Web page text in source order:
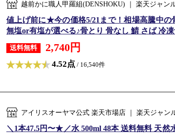
越前かに職人甲羅組(DENSHOKU) ｜ 楽天ジャン
値上げ前に★今の価格5/21まで！相場高騰中の
無塩or有塩が選べる♪骨とり 骨なし 鯖 さば 冷
送料無料 2,740円
4.52点 / 16,540件
アイリスオーヤマ公式 楽天市場店 ｜ 楽天ジャン
＼1本47.5円〜★／水 500ml 48本 送料無料 天然